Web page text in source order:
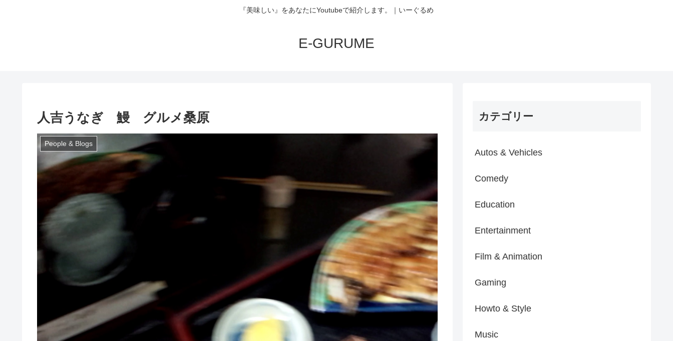
『美味しい』をあなたにYoutubeで紹介します。｜いーぐるめ
E-GURUME
人吉うなぎ 鰻 グルメ桑原
People & Blogs
カテゴリー
Autos & Vehicles
Comedy
Education
Entertainment
Film & Animation
Gaming
Howto & Style
Music